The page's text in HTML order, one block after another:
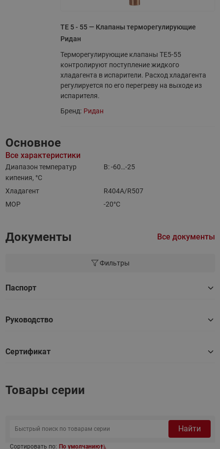
TE 5 - 55 — Клапаны терморегулирующие
Ридан
Терморегулирующие клапаны TE5-55
контролируют поступление жидкого
хладагента в испарители. Расход хладагента
регулируется по его перегреву на выходе из
испарителя.
Бренд: Ридан
Основное
Все характеристики
Диапазон температур
кипения, °C
B: -60…-25
Хладагент
R404A/R507
MOP
-20°C
Документы Все документы
Фильтры
Паспорт
Руководство
Сертификат
Товары серии
Найти
Сортировать по: По умолчанию